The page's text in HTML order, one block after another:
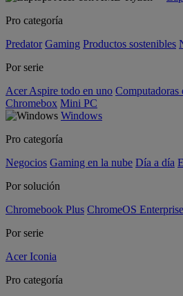
Pro categoría
Predator Gaming Productos sostenibles
Por serie
Acer Aspire todo en uno Computadoras
Chromebox Mini PC
Windows
Pro categoría
Negocios Gaming en la nube Día a día
Por solución
Chromebook Plus ChromeOS
Por serie
Acer Iconia
Pro categoría